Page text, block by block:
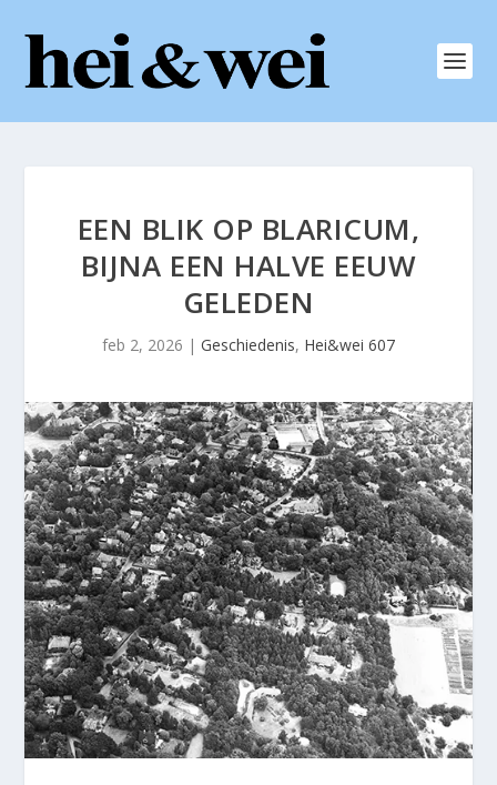
EEN BLIK OP BLARICUM,
BIJNA EEN HALVE EEUW
GELEDEN
feb 2, 2026 | Geschiedenis, Hei&wei 607